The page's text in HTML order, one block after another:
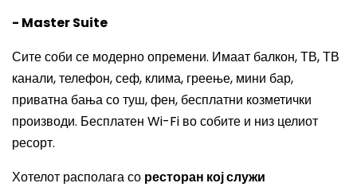
- Master Suite
Сите соби се модерно опремени. Имаат балкон, ТВ, ТВ
канали, телефон, сеф, клима, греење, мини бар,
приватна бања со туш, фен, бесплатни козметички
производи. Бесплатен Wi-Fi во собите и низ целиот
ресорт.
Хотелот располага со ресторан кој служи